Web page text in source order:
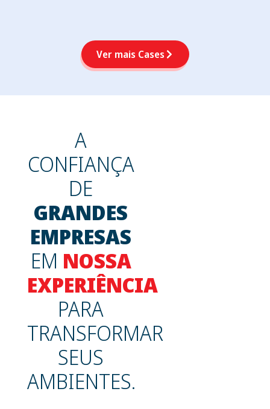
Ver mais Cases
A
CONFIANÇA
DE
GRANDES
EMPRESAS
EM NOSSA
EXPERIÊNCIA
PARA
TRANSFORMAR
SEUS
AMBIENTES.